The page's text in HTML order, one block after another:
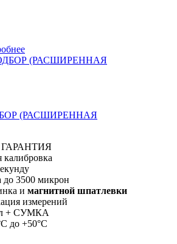
(РАСШИРЕННАЯ
калибровка
до 3500 микрон
и магнитной шпатлевки
измерений
+ СУМКА
до +50°C